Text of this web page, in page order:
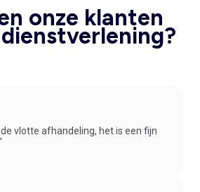
onze klanten
vlotte afhandeling, het is een fijn